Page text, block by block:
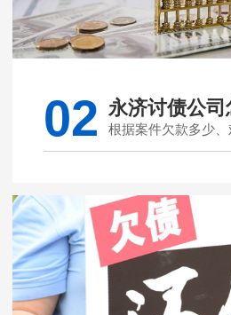
02 永济讨债公司
根据案件欠款多少